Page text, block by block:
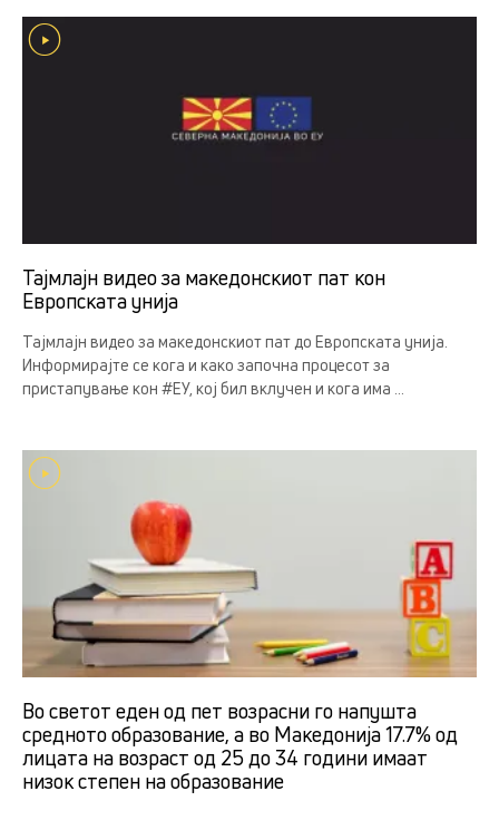
Тајмлајн видео за македонскиот пат кон
Европската унија
Тајмлајн видео за македонскиот пат до Европската унија.
Информирајте се кога и како започна процесот за
пристапување кон #ЕУ, кој бил вклучен и кога има ...
Во светот еден од пет возрасни го напушта
средното образование, а во Македонија 17.7% од
лицата на возраст од 25 до 34 години имаат
низок степен на образование